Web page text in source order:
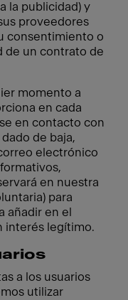
la publicidad) y
proveedores
consentimiento o
de un contrato de
momento a
en cada
en contacto con
de baja,
electrónico
en nuestra
para
añadir en el
interés legítimo.
a los usuarios
utilizar